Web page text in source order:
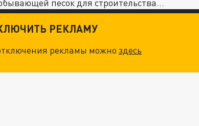
песок для строительства
РЕКЛАМУ
рекламы можноздесь